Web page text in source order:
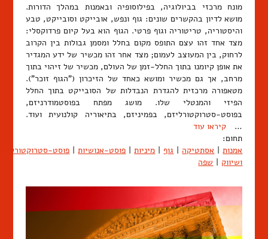
מונח מרכזי בביולוגיה, בפילוסופיה ובאמנות במהלך הדורות.
מושא לדיון בהקשרים שונים: גוף ונפש, אובייקט וסובייקט, טבע
והיסטוריה, טריטוריה וגוף פרטי. הגוף הוא בעל קיום פרדוקסלי:
מצד אחד זהו עצם התופס מקום בחלל ומסמן גבולות בין הקרוב
לרחוק, בין המעוצב לעמום; מצד אחר זהו מכשיר של ידע המגדיר
את אופן קיומנו בתוך החלל-זמן של העולם, מכשיר של זיהוי בתוך
מרחב, אך גם מכשיר ומושא כאחד של הזיכרון ("הגוף זוכר").
מטאפורה מרכזית להגדרת הנבדלות של הסובייקט בתוך החלל
הפיזי והמנטלי שלו. מושג מפתח בפוסטמודרניזם,
בפוסט-סטרוקטורליזם, בפמיניזם, בתיאוריה קולנועית ועוד.
… קיראו עוד
תחום:
אמנות | אסתטיקה | גוף | מיניות | פוסט-אנושיות | פוסט-
ושיווק | שפה